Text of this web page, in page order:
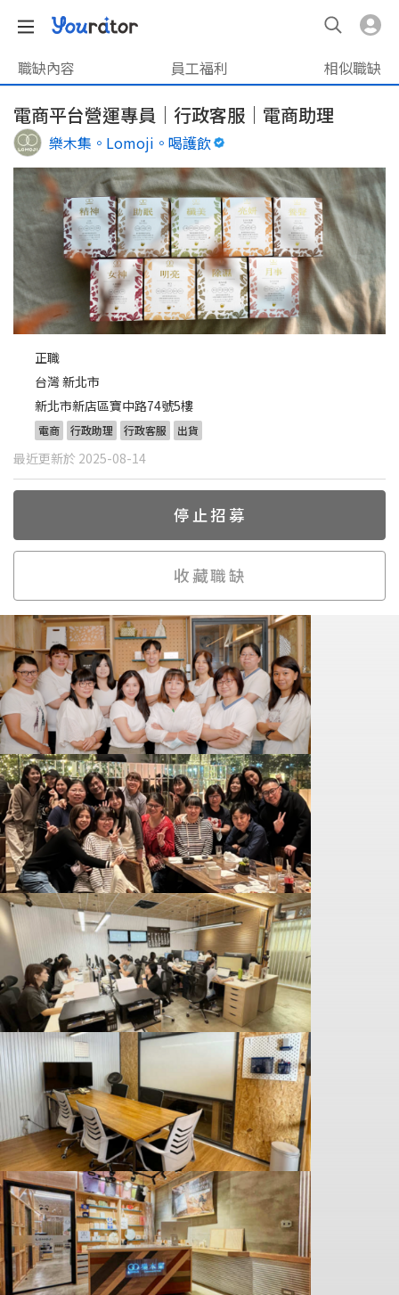
職缺內容 員工福利 相似職缺
電商平台營運專員｜行政客服｜電商助理
樂木集。Lomoji。喝護飲
正職
台灣 新北市
新北市新店區寶中路74號5樓
電商 行政助理 行政客服 出貨
最近更新於 2025-08-14
停止招募
收藏職缺